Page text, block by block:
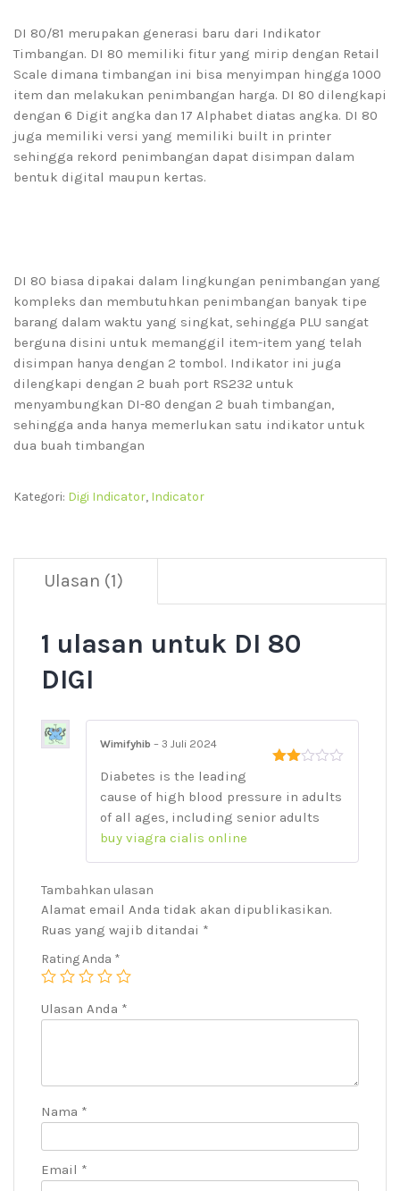
dari
berdasarkan
penilaian
DI 80/81 merupakan generasi baru dari Indikator
Timbangan. DI 80 memiliki fitur yang mirip dengan Retail
Scale dimana timbangan ini bisa menyimpan hingga 1000
item dan melakukan penimbangan harga. DI 80 dilengkapi
dengan 6 Digit angka dan 17 Alphabet diatas angka. DI 80
juga memiliki versi yang memiliki built in printer
sehingga rekord penimbangan dapat disimpan dalam
bentuk digital maupun kertas.
DI 80 biasa dipakai dalam lingkungan penimbangan yang
kompleks dan membutuhkan penimbangan banyak tipe
barang dalam waktu yang singkat, sehingga PLU sangat
berguna disini untuk memanggil item-item yang telah
disimpan hanya dengan 2 tombol. Indikator ini juga
dilengkapi dengan 2 buah port RS232 untuk
menyambungkan DI-80 dengan 2 buah timbangan,
sehingga anda hanya memerlukan satu indikator untuk
dua buah timbangan
Kategori: Digi Indicator, Indicator
Ulasan (1)
1 ulasan untuk DI 80
DIGI
dari
5
Wimifyhib – 3 Juli 2024
Diabetes is the leading
cause of high blood pressure in adults
of all ages, including senior adults
buy viagra cialis online
Tambahkan ulasan
Alamat email Anda tidak akan dipublikasikan.
Ruas yang wajib ditandai *
Rating Anda *
Ulasan Anda *
Nama *
Email *